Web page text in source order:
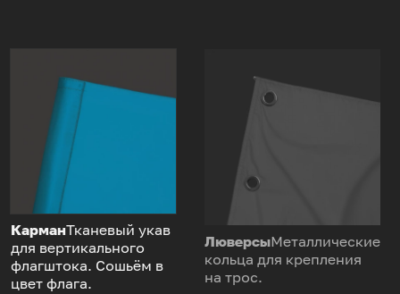
КарманТканевый укав
для вертикального
флагштока. Сошьём в
цвет флага.
ЛюверсыМеталлические
кольца для крепления
на трос.